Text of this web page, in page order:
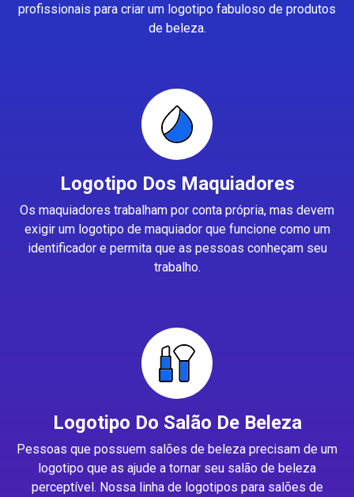
profissionais para criar um logotipo fabuloso de produtos
de beleza.
Logotipo Dos Maquiadores
Os maquiadores trabalham por conta própria, mas devem
exigir um logotipo de maquiador que funcione como um
identificador e permita que as pessoas conheçam seu
trabalho.
Logotipo Do Salão De Beleza
Pessoas que possuem salões de beleza precisam de um
logotipo que as ajude a tornar seu salão de beleza
perceptível. Nossa linha de logotipos para salões de